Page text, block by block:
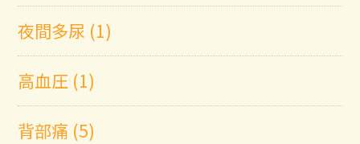
夜間多尿 (1)
高血圧 (1)
背部痛 (5)